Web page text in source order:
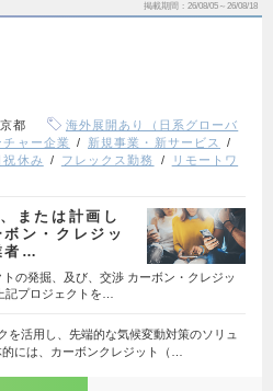
掲載期間 26/08/05～26/08/18
都
海外展開あり（日系グローバ
チャー企業
新規事業・新サービス
祝休み フレックス勤務
リモートワ
または計画し
ン・クレジッ
者…
の発掘、及び、交渉 カーボン・クレジッ
記プロジェクトを…
を活用し、先端的な気候変動対策のソリュ
には、カーボンクレジット（…